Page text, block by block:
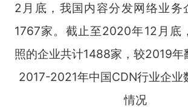
2月底，我国内容分发网络业务
1767家。截止至2020年12月底
照的企业共计1488家，较2019年
2017-2021年中国CDN行业企业
情况